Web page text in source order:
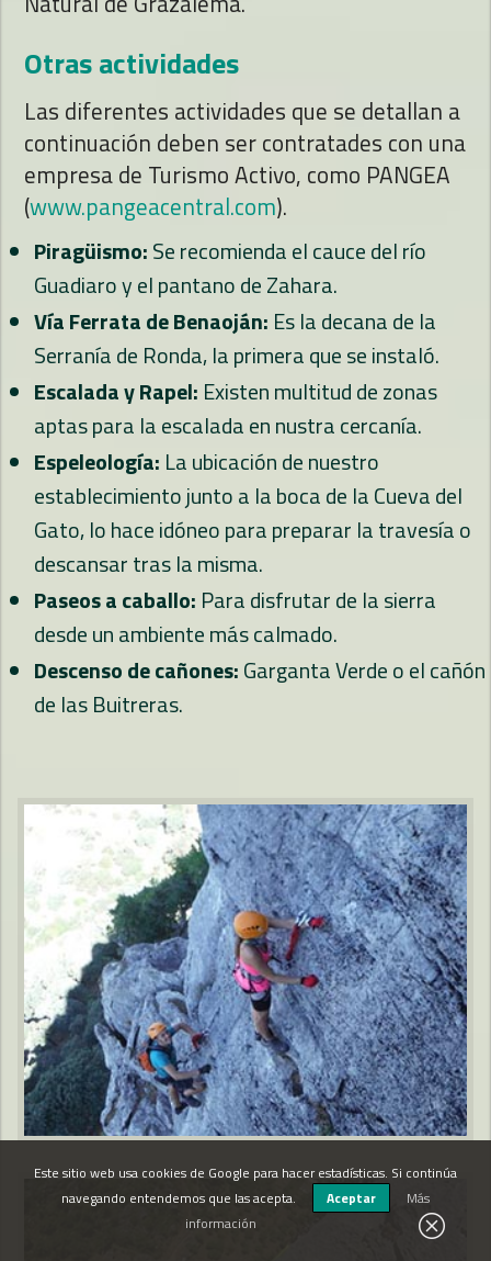
Otras actividades
Las diferentes actividades que se detallan a
continuación deben ser contratades con una
empresa de Turismo Activo, como PANGEA
(www.pangeacentral.com).
Piragüismo:Se recomienda el cauce del río
Guadiaro y el pantano de Zahara.
Vía Ferrata de Benaoján: Es la decana de la
Serranía de Ronda, la primera que se instaló.
Escalada y Rapel: Existen multitud de zonas
aptas para la escalada en nustra cercanía.
Espeleología: La ubicación de nuestro
establecimiento junto a la boca de la Cueva del
Gato, lo hace idóneo para preparar la travesía o
descansar tras la misma.
Paseos a caballo: Para disfrutar de la sierra
desde un ambiente más calmado.
Descenso de cañones:Garganta Verde o el cañón
de las Buitreras.
Este sitio web usa cookies de Google para hacer estadísticas. Si continúa
navegando entendemos que las acepta.
Aceptar
Más
información